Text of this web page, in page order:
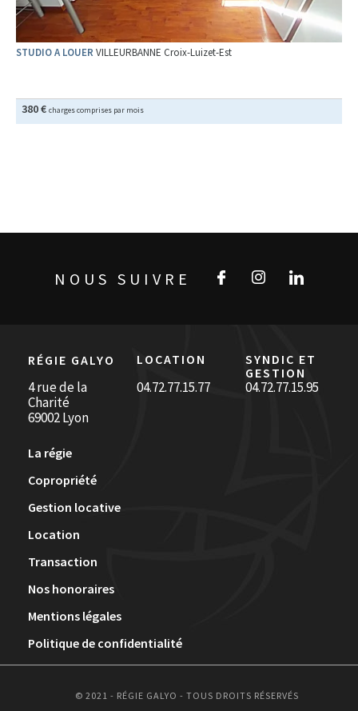
STUDIO A LOUER VILLEURBANNE Croix-Luizet-Est
380 € charges comprises par mois
NOUS SUIVRE
RÉGIE GALYO LOCATION
SYNDIC ET
GESTION
4 rue de la
Charité
69002 Lyon
04.72.77.15.77 04.72.77.15.95
La régie
Copropriété
Gestion locative
Location
Transaction
Nos honoraires
Mentions légales
Politique de confidentialité
© 2021 - RÉGIE GALYO - TOUS DROITS RÉSERVÉS